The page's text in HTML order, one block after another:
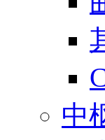
中